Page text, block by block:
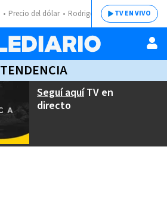
Precio del dólar Rodrigo ChavesTV EN VIVO
TENDENCIA
Seguí aquíTV en
directo